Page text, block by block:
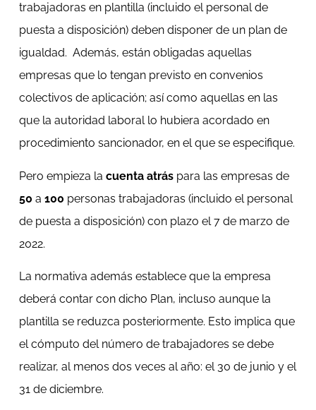
trabajadoras en plantilla (incluido el personal de
puesta a disposición) deben disponer de un plan de
igualdad. Además, están obligadas aquellas
empresas que lo tengan previsto en convenios
colectivos de aplicación; así como aquellas en las
que la autoridad laboral lo hubiera acordado en
procedimiento sancionador, en el que se especifique.
Pero empieza la cuenta atráspara las empresas de
50 a 100 personas trabajadoras (incluido el personal
de puesta a disposición) con plazo el 7 de marzo de
2022.
La normativa además establece que la empresa
deberá contar con dicho Plan, incluso aunque la
plantilla se reduzca posteriormente. Esto implica que
el cómputo del número de trabajadores se debe
realizar, al menos dos veces al año: el 30 de junio y el
31 de diciembre.